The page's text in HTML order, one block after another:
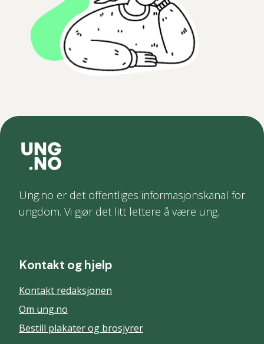
Ung.no er det offentliges informasjonskanal for
ungdom. Vi gjør det litt lettere å være ung.
Kontakt og hjelp
Kontakt redaksjonen
Om ung.no
Bestill plakater og brosjyrer